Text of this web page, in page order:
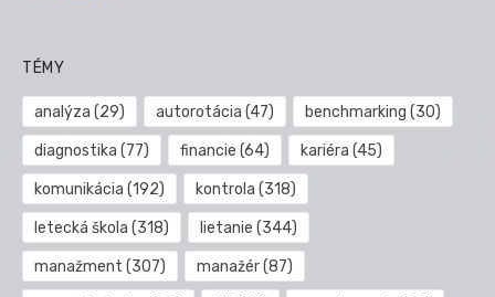
TÉMY
analýza (29) autorotácia (47) benchmarking (30)
diagnostika (77) financie (64) kariéra (45)
komunikácia (192) kontrola (318)
letecká škola (318) lietanie (344)
manažment (307) manažér(87)